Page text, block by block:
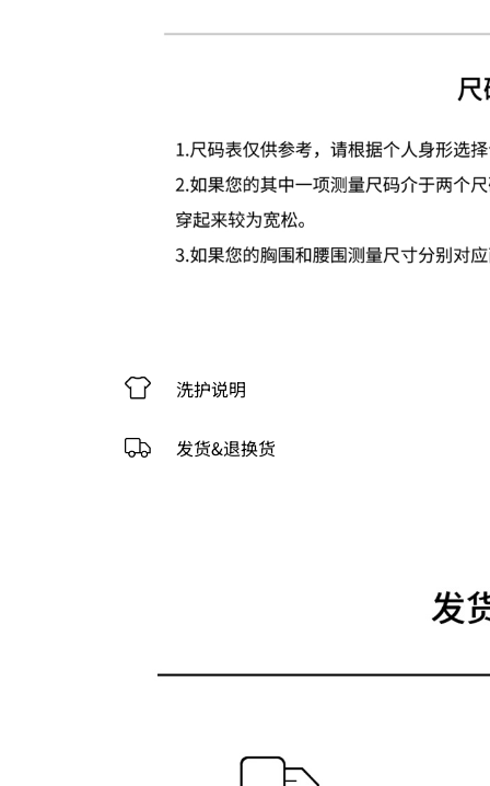
洗护说明
发货&退换货